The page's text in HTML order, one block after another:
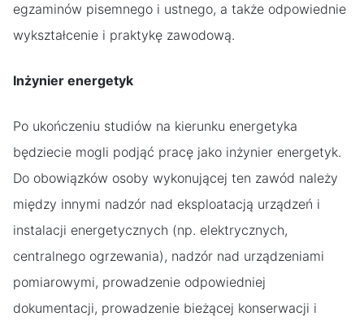
egzaminów pisemnego i ustnego, a także odpowiednie
wykształcenie i praktykę zawodową.
Inżynier energetyk
Po ukończeniu studiów na kierunku energetyka
będziecie mogli podjąć pracę jako inżynier energetyk.
Do obowiązków osoby wykonującej ten zawód należy
między innymi nadzór nad eksploatacją urządzeń i
instalacji energetycznych (np. elektrycznych,
centralnego ogrzewania), nadzór nad urządzeniami
pomiarowymi, prowadzenie odpowiedniej
dokumentacji, prowadzenie bieżącej konserwacji i